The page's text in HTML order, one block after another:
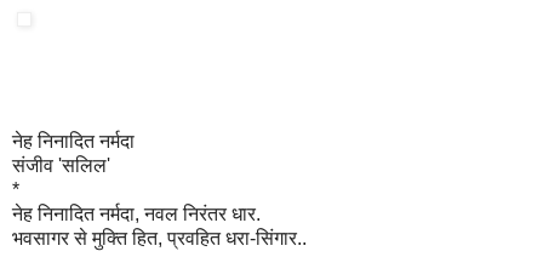
नेह निनादित नर्मदा
संजीव 'सलिल'
*
नेह निनादित नर्मदा, नवल निरंतर धार.
भवसागर से मुक्ति हित, प्रवहित धरा-सिंगार..